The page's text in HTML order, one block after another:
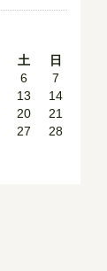
土
日
6
7
13
14
20
21
27
28